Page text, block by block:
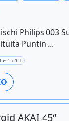
Philips 003
Puntin ...
15:13
AKAI 45‘’